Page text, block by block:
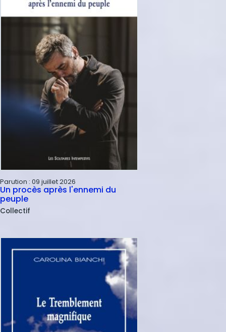
Parution : 09 juillet 2026
Un procès après l'ennemi du
peuple
Collectif